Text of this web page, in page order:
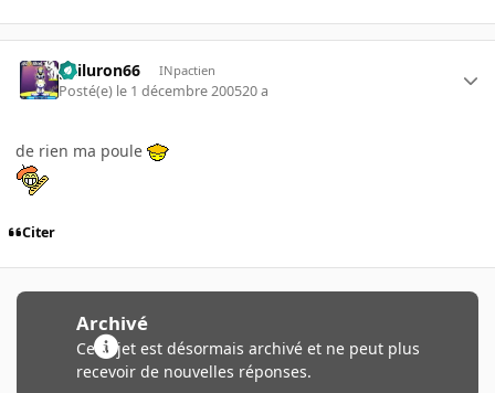
gailuron66 INpactien
Posté(e) le 1 décembre 200520 a
de rien ma poule
Citer
Archivé
Ce sujet est désormais archivé et ne peut plus
recevoir de nouvelles réponses.